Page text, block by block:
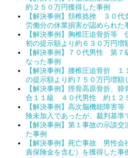
約２５０万円獲得した事例
【解決事例】頚椎捻挫 ３０
労働分の休業損害が認められた
【解決事例】胸椎圧迫骨折
初の提示額より約６３０万円増
【解決事例】７０代男性 第７
なった事例
【解決事例】腰椎圧迫骨折
の提示額より約７５０万円増額
【解決事例】脛骨高原骨折、
合１１級 ４０代男性 約１２
【解決事例】高次脳機能障
険未加入であったが、裁判基準
【解決事例】第１事故の示談
た事例
【解決事例】死亡事故 男性
責保険金を含む）を獲得した事